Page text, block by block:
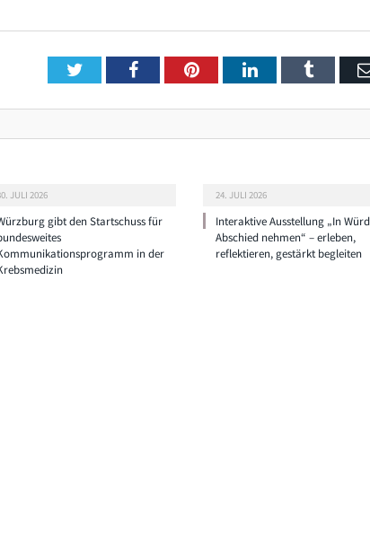
TwitterFacebookPinterestLinkedInTumblr
JULI 2026
gibt den Startschuss für
in der
24. JULI 2026
Interaktive Ausstellung „In
Abschied nehmen“ – erleben,
reflektieren, gestärkt begleiten